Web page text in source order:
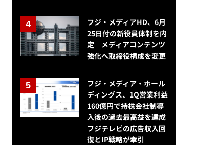
フジ・メディアHD、6月
25日付の新役員体制を内
定 メディアコンテンツ
強化へ取締役構成を変更
フジ・メディア・ホール
ディングス、1Q営業利益
160億円で持株会社制導
入後の過去最高益を達成
フジテレビの広告収入回
復とIP戦略が牽引